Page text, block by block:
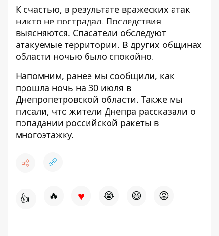
К счастью, в результате вражеских атак
никто не пострадал. Последствия
выясняются. Спасатели обследуют
атакуемые территории. В других общинах
области ночью было спокойно.
Напомним, ранее мы сообщили, как
прошла ночь на 30 июля в
Днепропетровской области. Также мы
писали, что жители Днепра рассказали о
попадании российской ракеты в
многоэтажку.
👍 🔥 ♥ 😭 😆 😡